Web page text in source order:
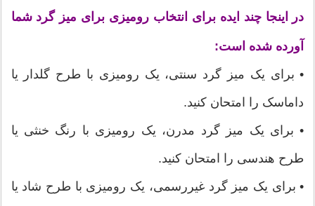
در اینجا چند ایده برای انتخاب رومیزی برای میز گرد شما
آورده شده است:
• برای یک میز گرد سنتی، یک رومیزی با طرح گلدار یا
داماسک را امتحان کنید.
• برای یک میز گرد مدرن، یک رومیزی با رنگ خنثی یا
طرح هندسی را امتحان کنید.
• برای یک میز گرد غیررسمی، یک رومیزی با طرح شاد یا